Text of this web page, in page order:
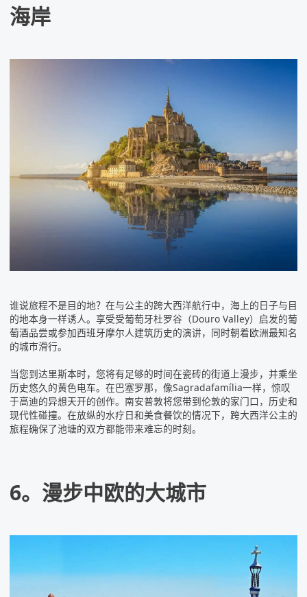
海岸
谁说旅程不是目的地？在与公主​​的跨大西洋航行中，海上的日子与目
的地本身一样诱人。享受受葡萄牙杜罗谷（Douro Valley）启发的葡
萄酒品尝或参加西班牙摩尔人建筑历史的演讲，同时朝着欧洲最知名
的城市滑行。
当您到达里斯本时，您将有足够的时间在瓷砖的街道上漫步，并乘坐
历史悠久的黄色电车。在巴塞罗那，像Sagradafamília一样，惊叹
于高迪的异想天开的创作。南安普敦将您带到伦敦的家门口，历史和
现代性碰撞。在放纵的水疗日和美食餐饮的情况下，跨大西洋公主的
旅程确保了池塘的双方都能带来难忘的时刻。
6。漫步中欧的大城市